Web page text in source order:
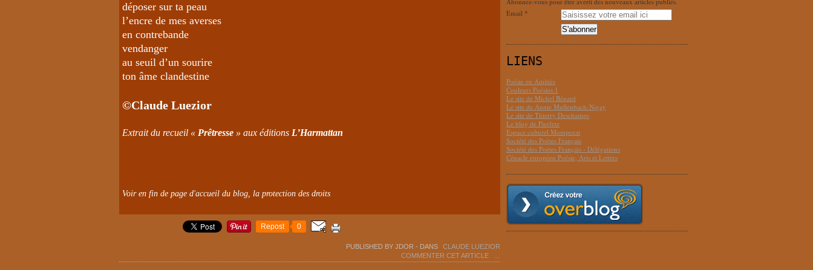
déposer sur ta peau
l’encre de mes averses
en contrebande
vendanger
au seuil d’un sourire
ton âme clandestine
©Claude Luezior
Extrait du recueil « Prêtresse » aux éditions L’Harmattan
Voir en fin de page d'accueil du blog, la protection des droits
Repost 0
PUBLISHED BY JDOR - DANS
CLAUDE LUEZIOR
COMMENTER CET ARTICLE
…
Email
LIENS
Poésie en Amitiés
Couleurs Poésies 1
Le site de Michel Bénard
Le site de Annie Mullenbach-Nigay
Le site de Thierry Deschamps
Le blog de Pierfetz
Espace culturel Mompezat
Société des Poètes Français
Société des Poètes Français - Délégations
Cénacle européen Poésie, Arts et Lettres